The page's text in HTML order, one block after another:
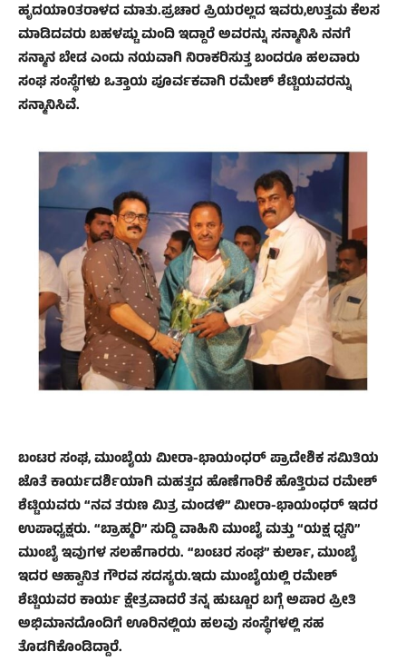
ಹೃದಯಾ0ತರಾಳದ ಮಾತು.ಪ್ರಚಾರ ಪ್ರಿಯರಲ್ಲದ ಇವರು,ಉತ್ತಮ ಕೆಲಸ
ಮಾಡಿದವರು ಬಹಳಷ್ಟು ಮಂದಿ ಇದ್ದಾರೆ ಅವರನ್ನು ಸನ್ಮಾನಿಸಿ ನನಗೆ
ಸನ್ಮಾನ ಬೇಡ ಎಂದು ನಯವಾಗಿ ನಿರಾಕರಿಸುತ್ತ ಬಂದರೂ ಹಲವಾರು
ಸಂಘ ಸಂಸ್ಥೆಗಳು ಒತ್ತಾಯ ಪೂರ್ವಕವಾಗಿ ರಮೇಶ್ ಶೆಟ್ಟಿಯವರನ್ನು
ಸನ್ಮಾನಿಸಿವೆ.
ಬಂಟರ ಸಂಘ, ಮುಂಬೈಯ ಮೀರಾ-ಭಾಯಂಧರ್ ಪ್ರಾದೇಶಿಕ ಸಮಿತಿಯ
ಜೊತೆ ಕಾರ್ಯದರ್ಶಿಯಾಗಿ ಮಹತ್ವದ ಹೊಣೆಗಾರಿಕೆ ಹೊತ್ತಿರುವ ರಮೇಶ್
ಶೆಟ್ಟಿಯವರು “ನವ ತರುಣ ಮಿತ್ರ ಮಂಡಳಿ” ಮೀರಾ-ಭಾಯಂಧರ್ ಇದರ
ಉಪಾಧ್ಯಕ್ಷರು. “ಬ್ರಾಹ್ಮರಿ” ಸುದ್ದಿ ವಾಹಿನಿ ಮುಂಬೈ ಮತ್ತು “ಯಕ್ಷ ಧ್ವನಿ”
ಮುಂಬೈ ಇವುಗಳ ಸಲಹೆಗಾರರು. “ಬಂಟರ ಸಂಘ” ಕುರ್ಲಾ, ಮುಂಬೈ
ಇದರ ಆಹ್ವಾನಿತ ಗೌರವ ಸದಸ್ಯರು.ಇದು ಮುಂಬೈಯಲ್ಲಿ ರಮೇಶ್
ಶೆಟ್ಟಿಯವರ ಕಾರ್ಯ ಕ್ಷೇತ್ರವಾದರೆ ತನ್ನ ಹುಟ್ಟೂರ ಬಗ್ಗೆ ಅಪಾರ ಪ್ರೀತಿ
ಅಭಿಮಾನದೊಂದಿಗೆ ಊರಿನಲ್ಲಿಯ ಹಲವು ಸಂಸ್ಥೆಗಳಲ್ಲಿ ಸಹ
ತೊಡಗಿಕೊಂಡಿದ್ದಾರೆ.